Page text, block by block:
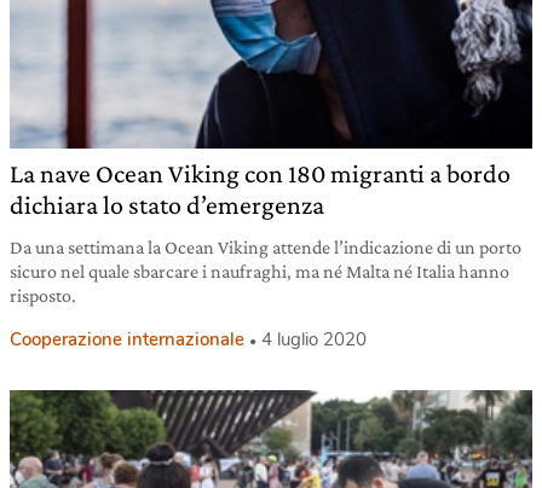
La nave Ocean Viking con 180 migranti a bordo
dichiara lo stato d’emergenza
Da una settimana la Ocean Viking attende l’indicazione di un porto
sicuro nel quale sbarcare i naufraghi, ma né Malta né Italia hanno
risposto.
Cooperazione internazionale 4 luglio 2020